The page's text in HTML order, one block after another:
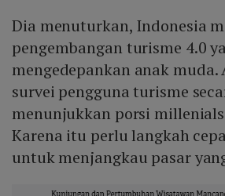
Dia menuturkan, Indonesia
pengembangan turisme 4.0
mengedepankan anak muda.
survei pengguna turisme
menunjukkan porsi
Karena itu perlu langkah
untuk menjangkau pasar